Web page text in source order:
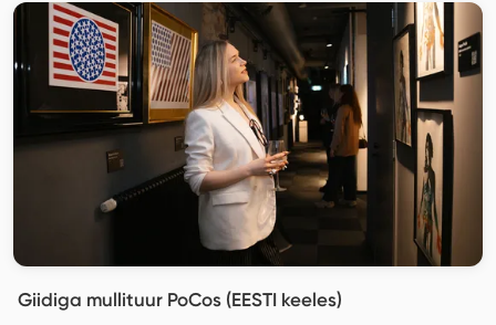
Giidiga mullituur PoCos (EESTI keeles)